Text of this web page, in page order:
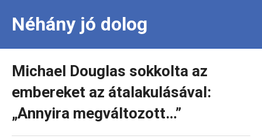
Néhány jó dolog
Michael Douglas sokkolta az
embereket az átalakulásával:
„Annyira megváltozott…”